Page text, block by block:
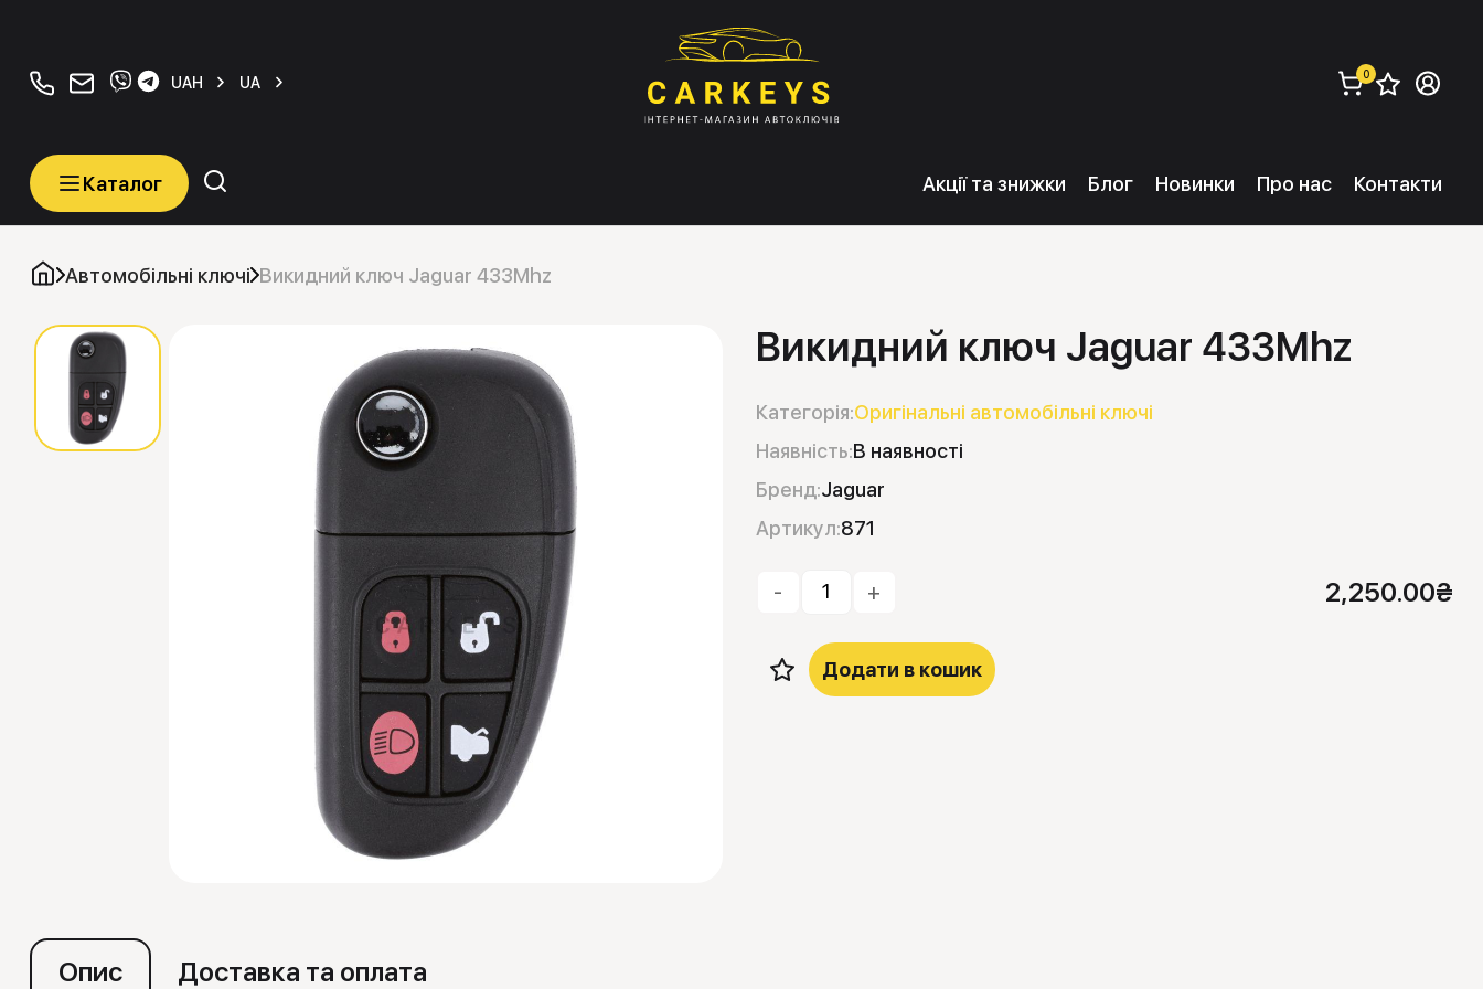
+380934077070
orders@carkeys.com.ua
UAH UA замовити (
0
Каталог
Каталог
Категорії
Автомобільні ключі
Транспордери (Чіпи)
Програматори
Акції та знижки Блог Новинки Про нас Контакти
Автомобільні ключі Викидний ключ Jaguar 433Mhz
Викидний ключ Jaguar 433Mhz
Категорія:Оригінальні автомобільні ключі
Наявність:В наявності
Бренд:Jaguar
Артикул:871
- + 2,250.00₴
Додати в кошик
Опис Доставка та оплата